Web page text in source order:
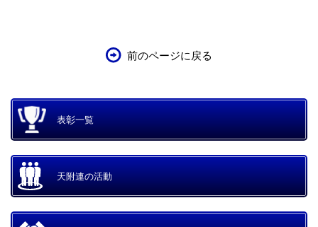
前のページに戻る
表彰一覧
天附連の活動